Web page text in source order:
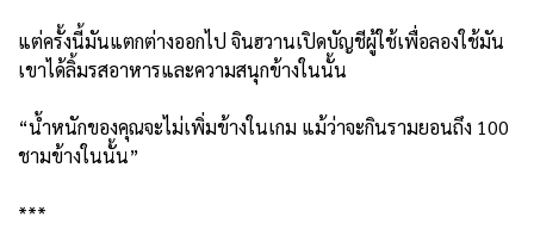
แต่ครั้งนี้มันแตกต่างออกไป จินฮวานเปิดบัญชีผู้ใช้เพื่อลองใช้มัน
เขาได้ลิ้มรสอาหารและความสนุกข้างในนั้น
“น้ำหนักของคุณจะไม่เพิ่มข้างในเกม แม้ว่าจะกินรามยอนถึง 100
ชามข้างในนั้น”
***